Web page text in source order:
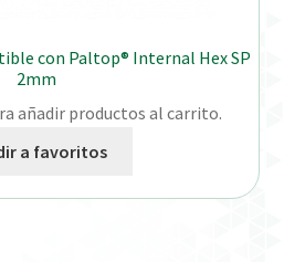
con Paltop® Internal Hex SP
2mm
añadir productos al carrito.
a favoritos